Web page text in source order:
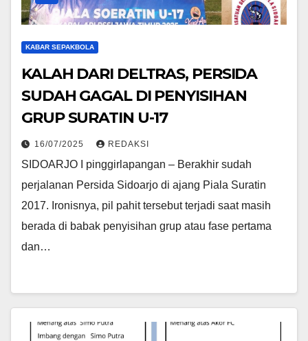
KABAR SEPAKBOLA
KALAH DARI DELTRAS, PERSIDA
SUDAH GAGAL DI PENYISIHAN
GRUP SURATIN U-17
16/07/2025 REDAKSI
SIDOARJO I pinggirlapangan – Berakhir sudah
perjalanan Persida Sidoarjo di ajang Piala Suratin
2017. Ironisnya, pil pahit tersebut terjadi saat masih
berada di babak penyisihan grup atau fase pertama
dan…